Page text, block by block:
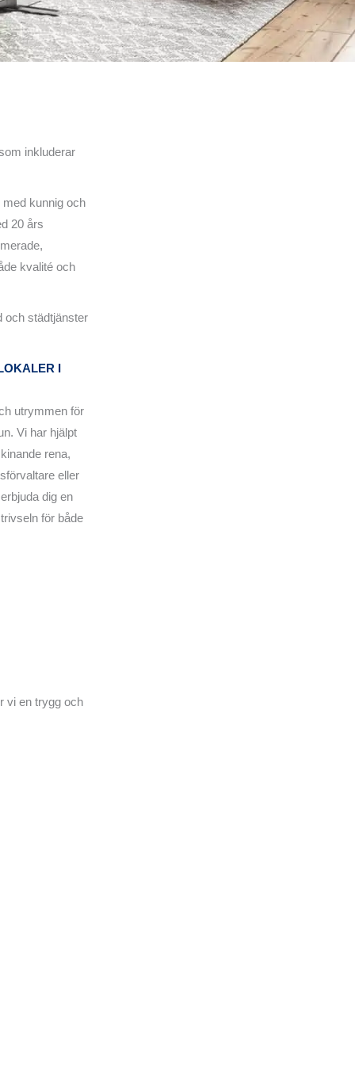
inkluderar
kunnig och
20 års
kvalité och
och städtjänster
I
utrymmen för
Vi har hjälpt
rena,
eller
dig en
för både
vi en trygg och